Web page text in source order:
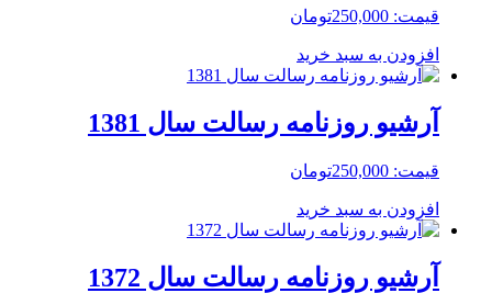
قیمت: 250,000تومان
افزودن به سبد خرید
آرشیو روزنامه رسالت سال 1381
قیمت: 250,000تومان
افزودن به سبد خرید
آرشیو روزنامه رسالت سال 1372